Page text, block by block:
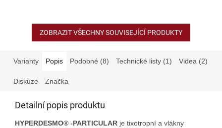
ZOBRAZIT VŠECHNY SOUVISEJÍCÍ PRODUKTY
Varianty Popis Podobné (8) Technické listy (1) Videa (2)
Diskuze Značka
Detailní popis produktu
HYPERDESMO® -PARTICULAR je tixotropní a vlákny